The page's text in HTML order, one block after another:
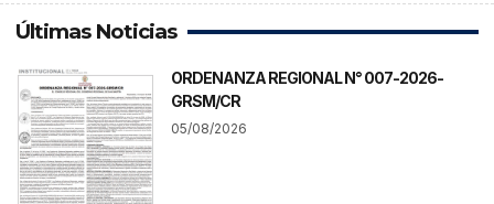
Últimas Noticias
ORDENANZA REGIONAL N° 007-2026-
GRSM/CR
05/08/2026